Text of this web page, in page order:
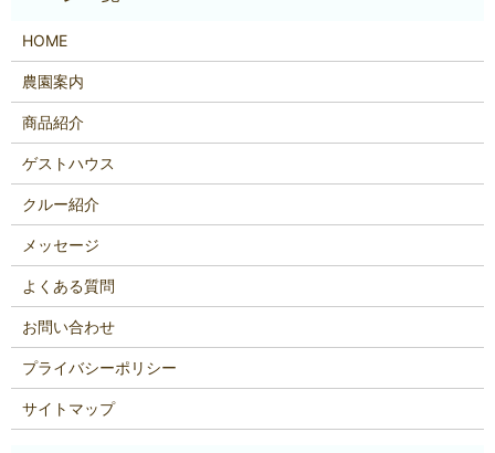
HOME
農園案内
商品紹介
ゲストハウス
クルー紹介
メッセージ
よくある質問
お問い合わせ
プライバシーポリシー
サイトマップ